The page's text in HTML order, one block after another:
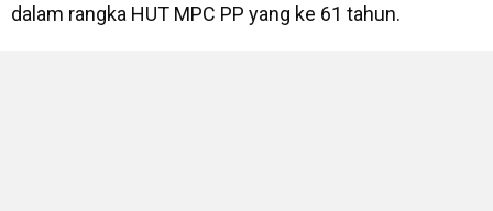
dalam rangka HUT MPC PP yang ke 61 tahun.